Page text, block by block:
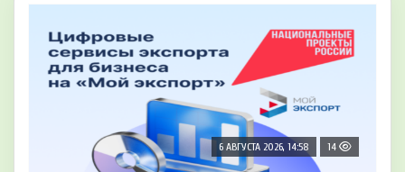
6 АВГУСТА 2026, 14:58 14